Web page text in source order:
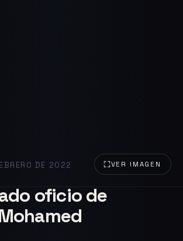
VER IMAGEN
DE 2022
oficio de